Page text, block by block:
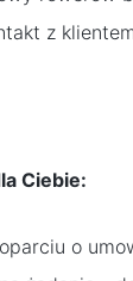
z
Ciebie:
o